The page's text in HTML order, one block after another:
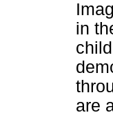
in
are